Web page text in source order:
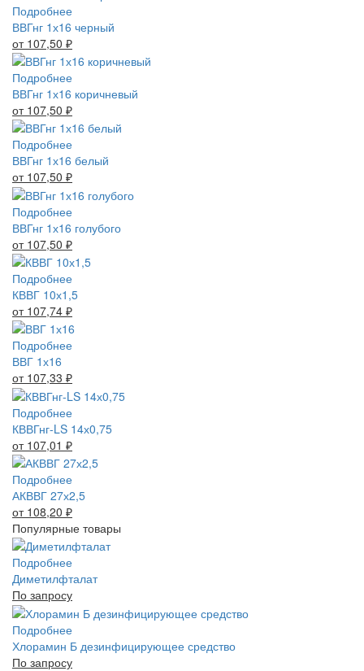
Подробнее
ВВГнг 1х16 черный
от 107,50 ₽
Подробнее
ВВГнг 1х16 коричневый
от 107,50 ₽
Подробнее
ВВГнг 1х16 белый
от 107,50 ₽
Подробнее
ВВГнг 1х16 голубого
от 107,50 ₽
Подробнее
КВВГ 10х1,5
от 107,74 ₽
Подробнее
ВВГ 1х16
от 107,33 ₽
Подробнее
КВВГнг-LS 14х0,75
от 107,01 ₽
Подробнее
АКВВГ 27х2,5
от 108,20 ₽
Популярные товары
Подробнее
Диметилфталат
По запросу
Подробнее
Хлорамин Б дезинфицирующее средство
По запросу